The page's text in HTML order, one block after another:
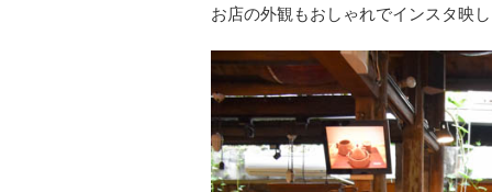
お店の外観もおしゃれでインスタ映